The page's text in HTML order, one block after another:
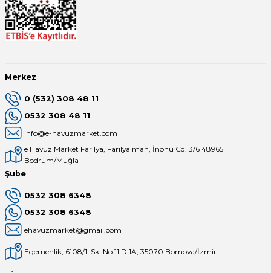
Merkez
0 (532) 308 48 11
0532 308 48 11
info@e-havuzmarket.com
e Havuz Market Farilya, Farilya mah, İnönü Cd. 3/6 48965
Bodrum/Muğla
Şube
0532 308 6348
0532 308 6348
ehavuzmarket@gmail.com
Egemenlik, 6108/1. Sk. No:11 D:1A, 35070 Bornova/İzmir